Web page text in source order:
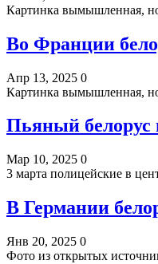
Картинка вымышленная,
Во Франции
Апр 13, 2025 0
Картинка вымышленная,
Пьяный белорус
Мар 10, 2025 0
3 марта полицейские в
В Германии
Янв 20, 2025 0
Фото из открытых